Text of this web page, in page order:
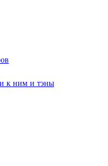
к ним и тэны